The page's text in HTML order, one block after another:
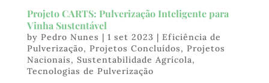
Projeto CARTS: Pulverização Inteligente para
Vinha Sustentável
by Pedro Nunes | 1 set 2023 | Eficiência de
Pulverização, Projetos Concluídos, Projetos
Nacionais, Sustentabilidade Agrícola,
Tecnologias de Pulverização